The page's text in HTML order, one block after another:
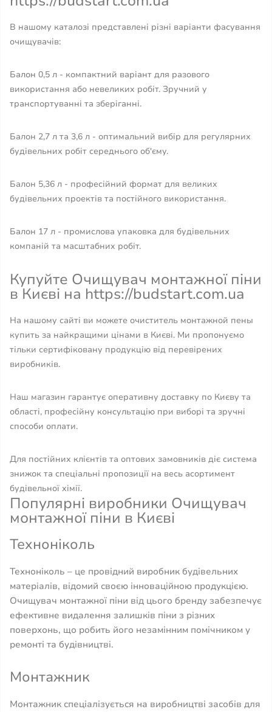
В нашому каталозі представлені різні варіанти фасування
очищувачів:
Балон 0,5 л - компактний варіант для разового
використання або невеликих робіт. Зручний у
транспортуванні та зберіганні.
Балон 2,7 л та 3,6 л - оптимальний вибір для регулярних
будівельних робіт середнього об'єму.
Балон 5,36 л - професійний формат для великих
будівельних проектів та постійного використання.
Балон 17 л - промислова упаковка для будівельних
компаній та масштабних робіт.
Купуйте Очищувач монтажної піни
в Києві на https://budstart.com.ua
На нашому сайті ви можете очиститель монтажной пены
купить за найкращими цінами в Києві. Ми пропонуємо
тільки сертифіковану продукцію від перевірених
виробників.
Наш магазин гарантує оперативну доставку по Києву та
області, професійну консультацію при виборі та зручні
способи оплати.
Для постійних клієнтів та оптових замовників діє система
знижок та спеціальні пропозиції на весь асортимент
будівельної хімії.
Популярні виробники Очищувач
монтажної піни в Києві
Техноніколь
Техноніколь – це провідний виробник будівельних
матеріалів, відомий своєю інноваційною продукцією.
Очищувач монтажної піни від цього бренду забезпечує
ефективне видалення залишків піни з різних
поверхонь, що робить його незамінним помічником у
ремонті та будівництві.
Монтажник
Монтажник спеціалізується на виробництві засобів для